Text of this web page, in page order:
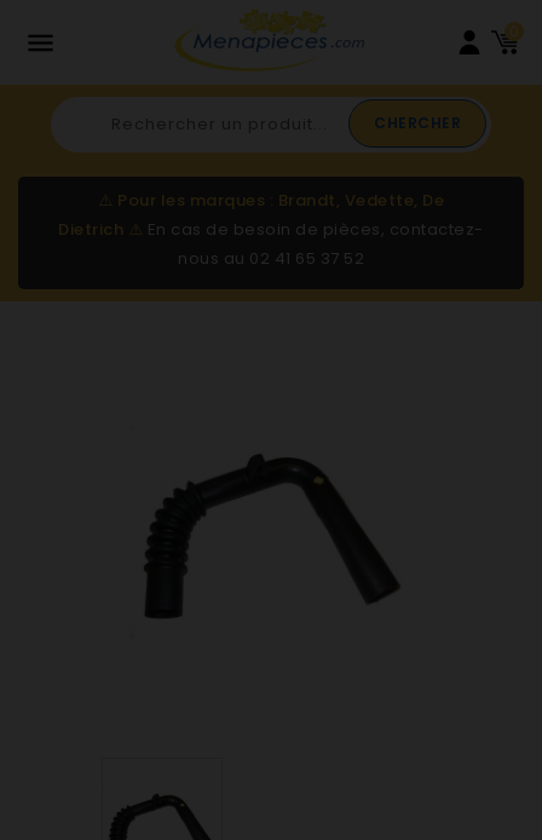
 0
CHERCHER
⚠️ Pour les marques : Brandt, Vedette, De
Dietrich ⚠️ En cas de besoin de pièces, contactez-
nous au 02 41 65 37 52